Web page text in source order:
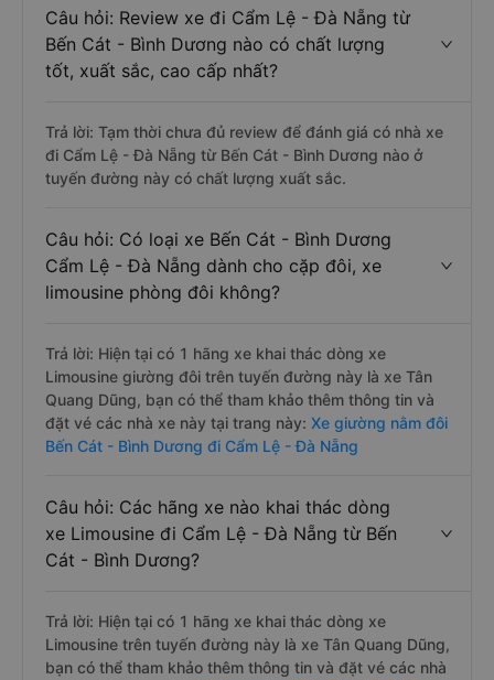
Câu hỏi: Review xe đi Cẩm Lệ - Đà Nẵng từ
Bến Cát - Bình Dương nào có chất lượng
tốt, xuất sắc, cao cấp nhất?
Trả lời: Tạm thời chưa đủ review để đánh giá có nhà xe
đi Cẩm Lệ - Đà Nẵng từ Bến Cát - Bình Dương nào ở
tuyến đường này có chất lượng xuất sắc.
Câu hỏi: Có loại xe Bến Cát - Bình Dương
Cẩm Lệ - Đà Nẵng dành cho cặp đôi, xe
limousine phòng đôi không?
Trả lời: Hiện tại có 1 hãng xe khai thác dòng xe
Limousine giường đôi trên tuyến đường này là xe Tân
Quang Dũng, bạn có thể tham khảo thêm thông tin và
đặt vé các nhà xe này tại trang này: Xe giường nằm đôi
Bến Cát - Bình Dương đi Cẩm Lệ - Đà Nẵng
Câu hỏi: Các hãng xe nào khai thác dòng
xe Limousine đi Cẩm Lệ - Đà Nẵng từ Bến
Cát - Bình Dương?
Trả lời: Hiện tại có 1 hãng xe khai thác dòng xe
Limousine trên tuyến đường này là xe Tân Quang Dũng,
bạn có thể tham khảo thêm thông tin và đặt vé các nhà